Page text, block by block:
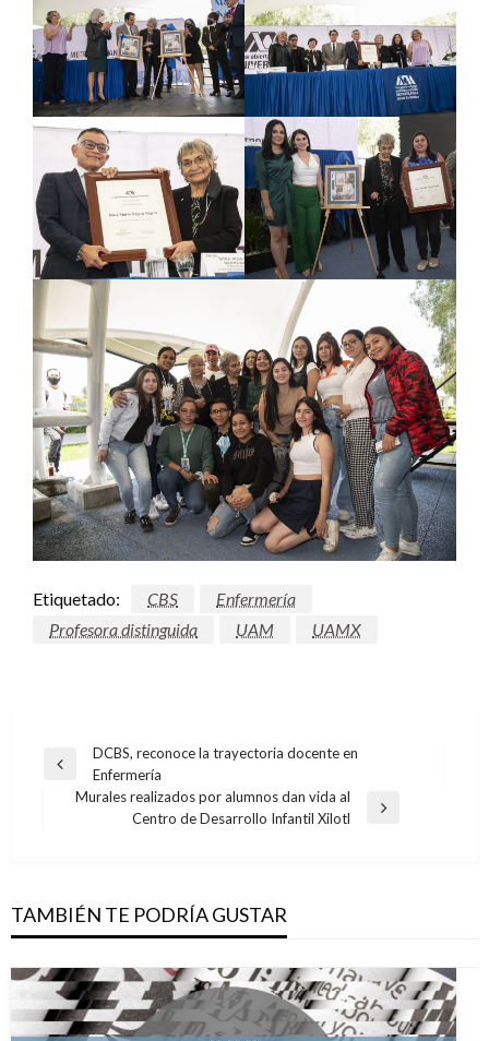
Etiquetado: CBS
Enfermería
Profesora distinguida
UAM UAMX
Navegación
Entrada
anterior
DCBS, reconoce la trayectoria docente en
Enfermería
Murales realizados por alumnos dan vida al
Centro de Desarrollo Infantil Xilotl
TAMBIÉN TE PODRÍA GUSTAR